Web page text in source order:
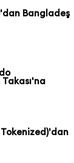
Bangladeş